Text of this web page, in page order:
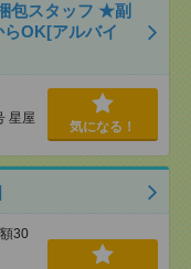
包スタッフ ★副
OK[アルバイ
星屋
気になる！
30